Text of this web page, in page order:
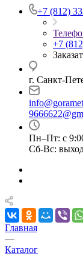
+7 (812)
+7
г. Санкт-
Пн–Пт: с
Сб-Вс:
Главная
—
Каталог